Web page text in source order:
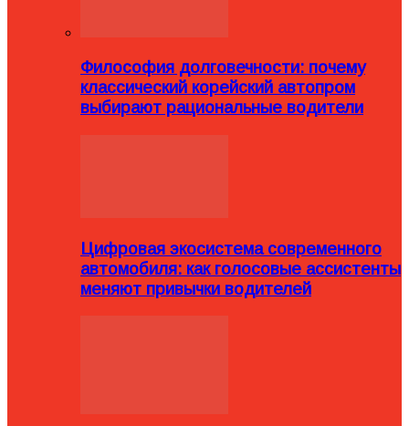
Философия долговечности: почему
классический корейский автопром
выбирают рациональные водители
Цифровая экосистема современного
автомобиля: как голосовые ассистенты
меняют привычки водителей